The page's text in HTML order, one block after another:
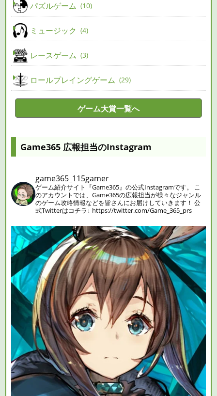
パズルゲーム 10
ミュージック 4
レースゲーム 3
ロールプレイングゲーム 29
ゲーム大賞一覧へ
Game365 広報担当のInstagram
game365_115gamer
ゲーム紹介サイト『Game365』の公式Instagramです。
こ
のアカウントでは、Game365の広報担当が様々なジャンル
のゲーム攻略情報などを皆さんにお届けしていきます！ 公
式Twitterはコチラ↓ https://twitter.com/Game_365_prs